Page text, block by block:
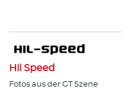
Hil Speed
Fotos aus der GT Szene